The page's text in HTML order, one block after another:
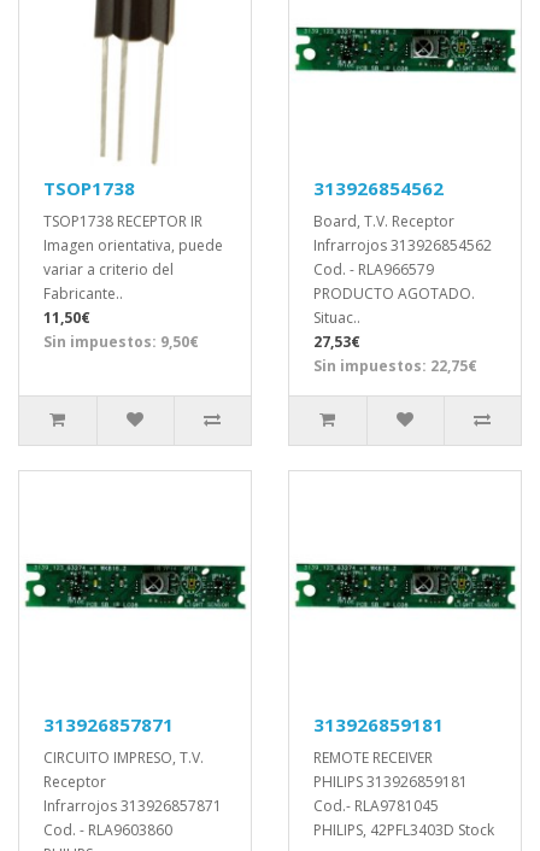
TSOP1738
TSOP1738 RECEPTOR IR
Imagen orientativa, puede
variar a criterio del
Fabricante..
11,50€
Sin impuestos: 9,50€
313926854562
Board, T.V. Receptor
Infrarrojos 313926854562
Cod. - RLA966579
PRODUCTO AGOTADO.
Situac..
27,53€
Sin impuestos: 22,75€
313926857871
CIRCUITO IMPRESO, T.V.
Receptor
Infrarrojos 313926857871
Cod. - RLA9603860
313926859181
REMOTE RECEIVER
PHILIPS 313926859181
Cod.- RLA9781045
PHILIPS, 42PFL3403D Stock